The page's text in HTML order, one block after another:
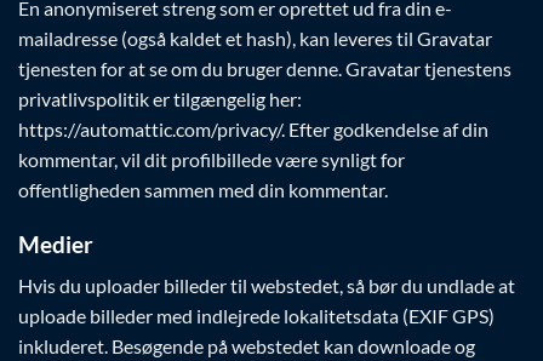
En anonymiseret streng som er oprettet ud fra din e-
mailadresse (også kaldet et hash), kan leveres til Gravatar
tjenesten for at se om du bruger denne. Gravatar tjenestens
privatlivspolitik er tilgængelig her:
https://automattic.com/privacy/. Efter godkendelse af din
kommentar, vil dit profilbillede være synligt for
offentligheden sammen med din kommentar.
Medier
Hvis du uploader billeder til webstedet, så bør du undlade at
uploade billeder med indlejrede lokalitetsdata (EXIF GPS)
inkluderet. Besøgende på webstedet kan downloade og